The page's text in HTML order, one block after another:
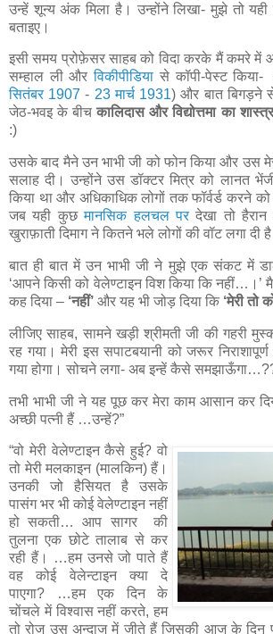
उन्हें शून्य अंक मिला है। उन्होंने लिखा- मुझे तो
बताइए।
इसी समय प्रोफ़ेसर साहब को विदा करके मैं कमरे में
सम्हाल ली औरविकीपीडिया से कॉपी-पेस्ट
सितंबर 1907 - 23 मार्च 1931) और बात बिगड़ने
जेठ-भवइ के बीचकालिदास और विद्योत्तमा का
:)
उसके बाद मैने उन भाभी जी को फोन किया और उस
सलाह दी। उन्होंने उस डॉक्टर मित्र को लानत
किया था और अधिकाधिक लोगों तक फॉर्वर्ड करने
जब यही कुछमानसिक हलचल परदेखा तो हैरान
खुराफ़ाती दिमाग ने कितने भले लोगों की वॉट लगा दी
बात ही बात में उन भाभी जी ने मुझे एक संकट में
‘आपने किसी को वेलेण्टाइन विश किया कि नहीं…।’
कह दिया – ‘नहीं’ और यह भी जोड़ दिया कि ‘मेरी तो
लीजिए साहब, सामने खड़ी श्रीमती जी की गहरी
रह गया। मेरी इस सपाटबयानी को जरूर
गया होगा। सोचने लगा- अब इन्हें कैसे
तभी भाभी जी ने यह पूछ कर मेरा काम आसान कर
अच्छी पत्नी हैं …उन्हें?”
“वो मेरी वेलेण्टाइन कैसे हुई? वो
तो मेरी मलकाइन (मालकिन) हैं।
उनकी जो हैसियत है उसके
पासंग भर भी कोई वेलेण्टाइन नहीं
हो सकती… आप सागर की
तुलना एक छोटे तालाब से कर
रही हैं। …हम उनसे जो पाते हैं
वह कोई वेलेन्टाइन क्या दे
पाएगा? …हम एक दिन के
चोंचले में विश्वास नहीं करते, हम
तो रोज उस अन्दाज में जीते हैं जिसकी आज के दिन